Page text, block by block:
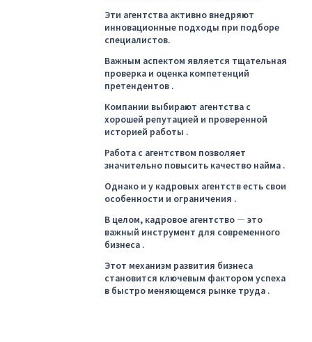
Эти агентства активно внедряют
инновационные подходы при подборе
специалистов.
Важным аспектом является тщательная
проверка и оценка компетенций
претендентов .
Компании выбирают агентства с
хорошей репутацией и проверенной
историей работы .
Работа с агентством позволяет
значительно повысить качество найма .
Однако и у кадровых агентств есть свои
особенности и ограничения .
В целом, кадровое агентство — это
важный инструмент для современного
бизнеса .
Этот механизм развития бизнеса
становится ключевым фактором успеха
в быстро меняющемся рынке труда .